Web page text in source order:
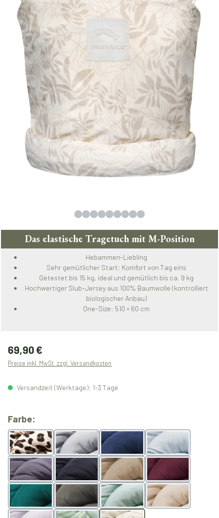
Das elastische Tragetuch mit M-Position
Hebammen-Liebling
Sehr gemütlicher Start: Komfort von Tag eins
Getestet bis 15 kg, ideal und gemütlich bis ca. 9 kg
Hochwertiger Slub-Jersey aus 100% Baumwolle (kontrolliert
biologischer Anbau)
One-Size: 510 × 60 cm
Regulärer Preis:
69,90 €
Preise inkl. MwSt. zzgl. Versandkosten
Versandzeit (Werktage): 1-3 Tage
Farbe:
Leo lightgrey navy arctic
slate black nougat
teal olive mint powder